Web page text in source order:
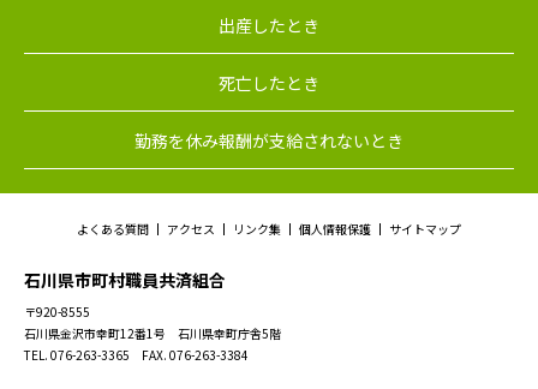
出産したとき
死亡したとき
勤務を休み報酬が支給されないとき
よくある質問 アクセス リンク集 個人情報保護 サイトマップ
石川県市町村職員共済組合
〒920-8555
石川県金沢市幸町12番1号 石川県幸町庁舎5階
TEL. 076-263-3365 FAX. 076-263-3384